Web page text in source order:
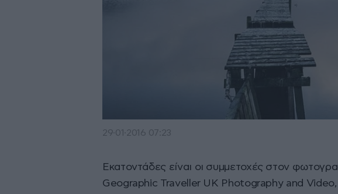
29·01·2016 07:23
Εκατοντάδες είναι οι συμμετοχές στον
Geographic Traveller UK Photography and